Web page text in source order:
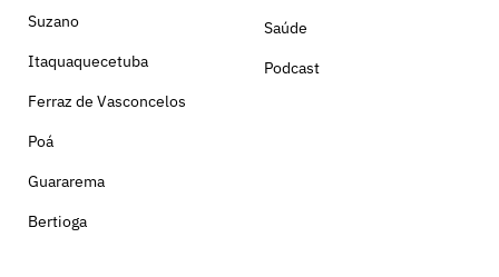
Suzano
Itaquaquecetuba
Ferraz de Vasconcelos
Poá
Guararema
Bertioga
Saúde
Podcast